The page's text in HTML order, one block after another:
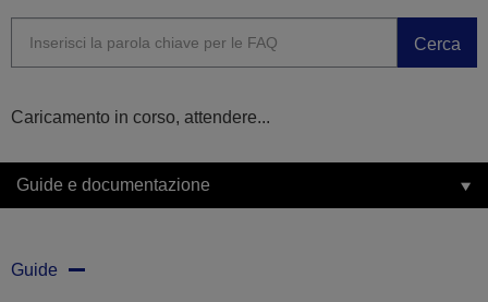
Cerca
Caricamento in corso, attendere...
Guide e documentazione
Guide